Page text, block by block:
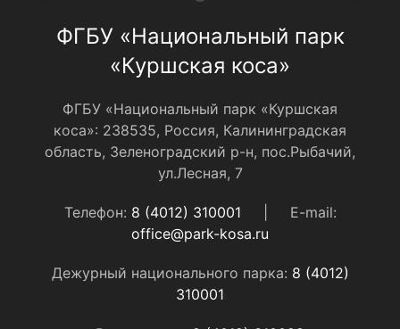
ФГБУ «Национальный парк
«Куршская коса»
ФГБУ «Национальный парк «Куршская
коса»: 238535, Россия, Калининградская
область, Зеленоградский р-н, пос.Рыбачий,
ул.Лесная, 7
Телефон: 8 (4012) 310001
E-mail:
office@park-kosa.ru
Дежурный национального парка: 8 (4012)
310001